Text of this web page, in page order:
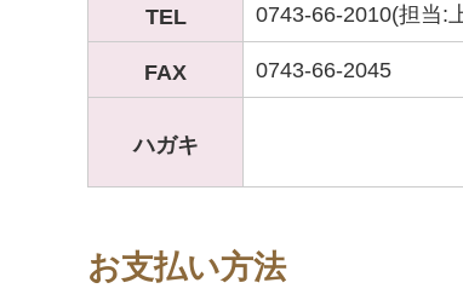
TEL 0743-66-2010(担当:
FAX 0743-66-2045
ハガキ
お支払い方法